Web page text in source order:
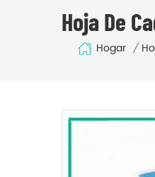
Hoja De
Hogar /